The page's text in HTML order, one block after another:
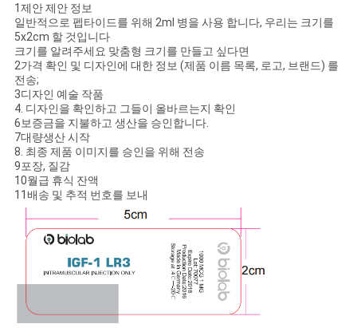
1제안 제안 정보
일반적으로 펩타이드를 위해 2ml 병을 사용 합니다, 우리는 크기를
5x2cm 할 것입니다
크기를 알려주세요 맞춤형 크기를 만들고 싶다면
2가격 확인 및 디자인에 대한 정보 (제품 이름 목록, 로고, 브랜드) 를
전송;
3디자인 예술 작품
4. 디자인을 확인하고 그들이 올바르는지 확인
6보증금을 지불하고 생산을 승인합니다.
7대량생산 시작
8. 최종 제품 이미지를 승인을 위해 전송
9포장, 질감
10월급 휴식 잔액
11배송 및 추적 번호를 보내